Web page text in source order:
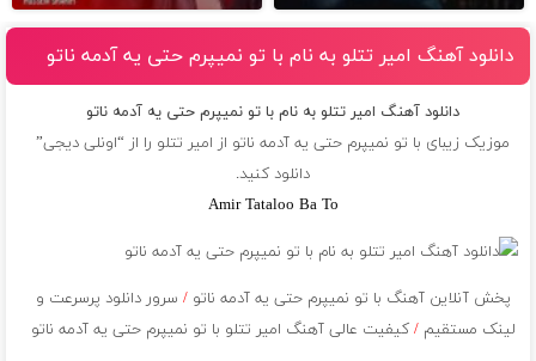
دانلود آهنگ امیر تتلو به نام با تو نمیپرم حتی یه آدمه ناتو
دانلود آهنگ امیر تتلو به نام با تو نمیپرم حتی یه آدمه ناتو
موزیک زیبای با تو نمیپرم حتی یه آدمه ناتو از امیر تتلو را از “اونلی دیجی”
دانلود کنید.
Amir Tataloo Ba To
پخش آنلاین آهنگ با تو نمیپرم حتی یه آدمه ناتو/ سرور دانلود پرسرعت و
لینک مستقیم/ کیفیت عالی آهنگ امیر تتلو با تو نمیپرم حتی یه آدمه ناتو